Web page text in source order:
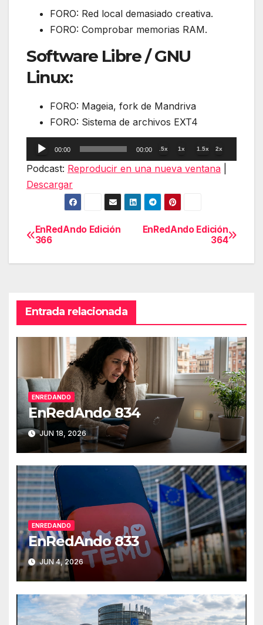
FORO: Red local demasiado creativa.
FORO: Comprobar memorias RAM.
Software Libre / GNU
Linux:
FORO: Mageia, fork de Mandriva
FORO: Sistema de archivos EXT4
Reproductor
de
00:00 00:00 .5x 1x 1.5x 2x
Podcast: Reproducir en una nueva ventana
Descargar
Navegación
de
EnRedAndo Edición
364
EnRedAndo Edición
366
Entrada relacionada
ENREDANDO
EnRedAndo 834
JUN 18, 2026
ENREDANDO
EnRedAndo 833
JUN 4, 2026